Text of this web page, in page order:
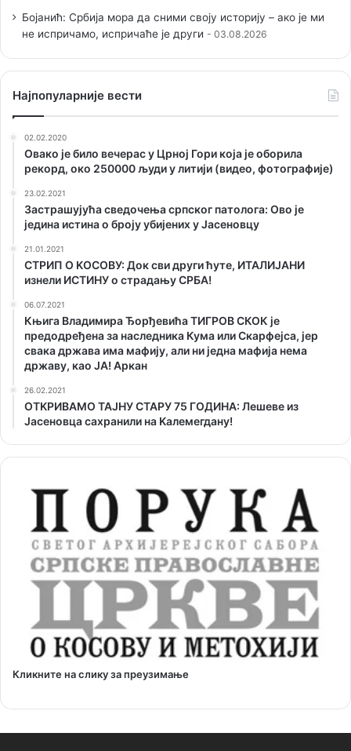
Бојанић: Србија мора да сними своју историју – ако је ми
не испричамо, испричаће је други
03.08.2026
Наjпопуларније вести
02.02.2020
Овако је било вечерас у Црној Гори која је оборила
рекорд, око 250000 људи у литији (видео, фотографије)
23.02.2021
Застрашујућа сведочења српског патолога: Ово је
једина истина о броју убијених у Јасеновцу
21.01.2021
СТРИП О KОСОВУ: Док сви други ћуте, ИТАЛИЈАНИ
изнели ИСТИНУ о страдању СРБА!
06.07.2021
Књига Владимира Ђорђевића ТИГРОВ СКОК је
предодређена за наследника Кума или Скарфејса, јер
свака држава има мафију, али ни једна мафија нема
државу, као ЈА! Аркан
26.02.2021
ОТKРИВАМО ТАЈНУ СТАРУ 75 ГОДИНА: Лешеве из
Јасеновца сахранили на Kалемегдану!
Кликните на слику за преузимање